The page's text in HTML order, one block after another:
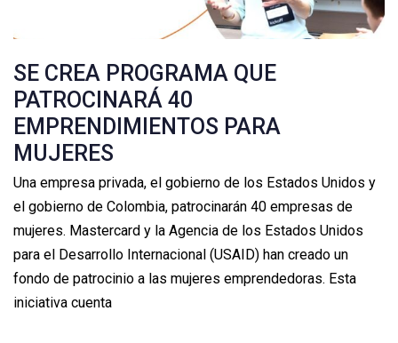
SE CREA PROGRAMA QUE
PATROCINARÁ 40
EMPRENDIMIENTOS PARA
MUJERES
Una empresa privada, el gobierno de los Estados Unidos y
el gobierno de Colombia, patrocinarán 40 empresas de
mujeres. Mastercard y la Agencia de los Estados Unidos
para el Desarrollo Internacional (USAID) han creado un
fondo de patrocinio a las mujeres emprendedoras. Esta
iniciativa cuenta